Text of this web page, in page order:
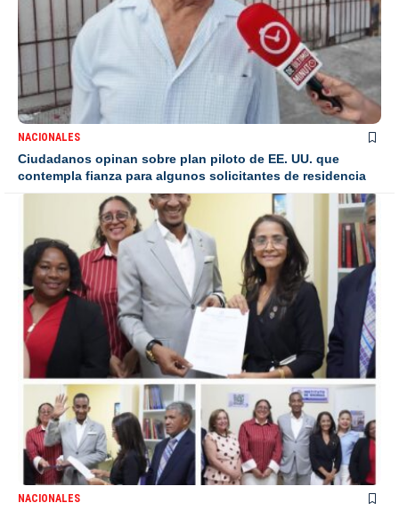
NACIONALES
Ciudadanos opinan sobre plan piloto de EE. UU. que
contempla fianza para algunos solicitantes de residencia
NACIONALES